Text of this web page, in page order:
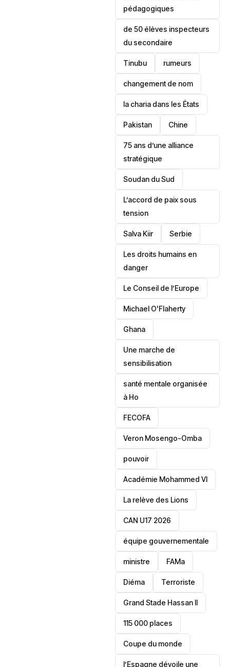
pédagogiques
de 50 élèves inspecteurs
du secondaire
Tinubu rumeurs
changement de nom
la charia dans les États
‎Pakistan Chine
75 ans d’une alliance
stratégique
‎Soudan du Sud
L’accord de paix sous
tension
Salva Kiir ‎Serbie
Les droits humains en
danger
‎Le Conseil de l’Europe
Michael O'Flaherty
‎Ghana
Une marche de
sensibilisation
santé mentale organisée
à Ho
‎FECOFA
Veron Mosengo-Omba
pouvoir
Académie Mohammed VI
La relève des Lions
CAN U17 2026
équipe gouvernementale
ministre FAMa
Diéma Terroriste
Grand Stade Hassan II
115 000 places
‎Coupe du monde
l’Espagne dévoile une